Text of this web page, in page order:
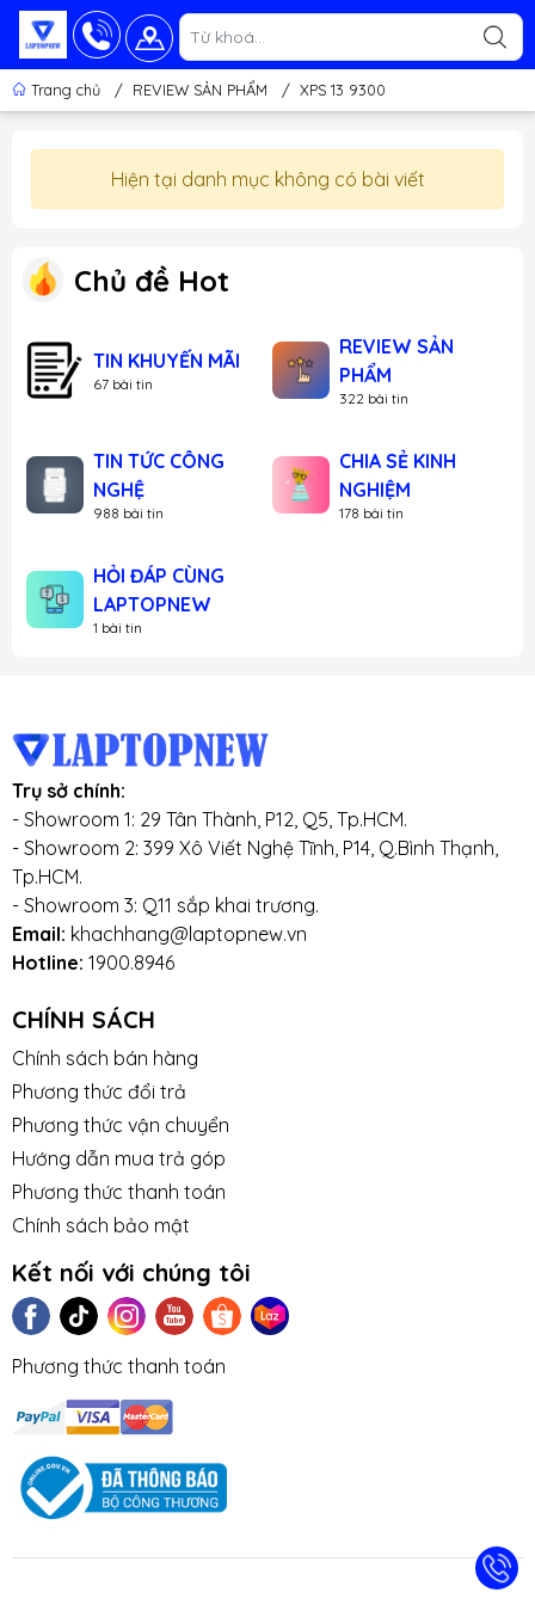
Trang chủ / REVIEW SẢN PHẨM / XPS 13 9300
Hiện tại danh mục không có bài viết
Chủ đề Hot
TIN KHUYẾN MÃI
67 bài tin
REVIEW SẢN
PHẨM
322 bài tin
TIN TỨC CÔNG
NGHỆ
988 bài tin
CHIA SẺ KINH
NGHIỆM
178 bài tin
HỎI ĐÁP CÙNG
LAPTOPNEW
1 bài tin
Trụ sở chính:
- Showroom 1: 29 Tân Thành, P12, Q5, Tp.HCM.
- Showroom 2: 399 Xô Viết Nghệ Tĩnh, P14, Q.Bình Thạnh,
Tp.HCM.
- Showroom 3: Q11 sắp khai trương.
Email: khachhang@laptopnew.vn
Hotline: 1900.8946
CHÍNH SÁCH
Chính sách bán hàng
Phương thức đổi trả
Phương thức vận chuyển
Hướng dẫn mua trả góp
Phương thức thanh toán
Chính sách bảo mật
Kết nối với chúng tôi
Phương thức thanh toán